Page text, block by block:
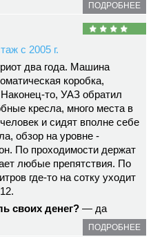
ПОДРОБНЕЕ
с 2005 г.
два года. Машина
коробка,
то, УАЗ обратил
кресла, много места в
и сидят вполне себе
обзор на уровне -
По проходимости держат
любые препятствия. По
где-то на сотку уходит
своих денег? — да
ПОДРОБНЕЕ